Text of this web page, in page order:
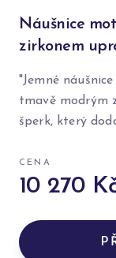
Náušnice
zirkonem
"Jemné
tmavě modrým
šperk, který
CENA
10 270